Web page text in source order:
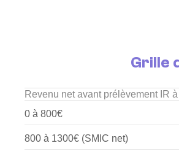
Grille
Revenu net avant prélèvement IR
0 à 800€
800 à 1300€ (SMIC net)